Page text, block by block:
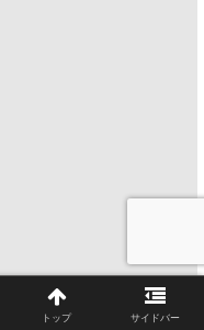
トップ サイドバー